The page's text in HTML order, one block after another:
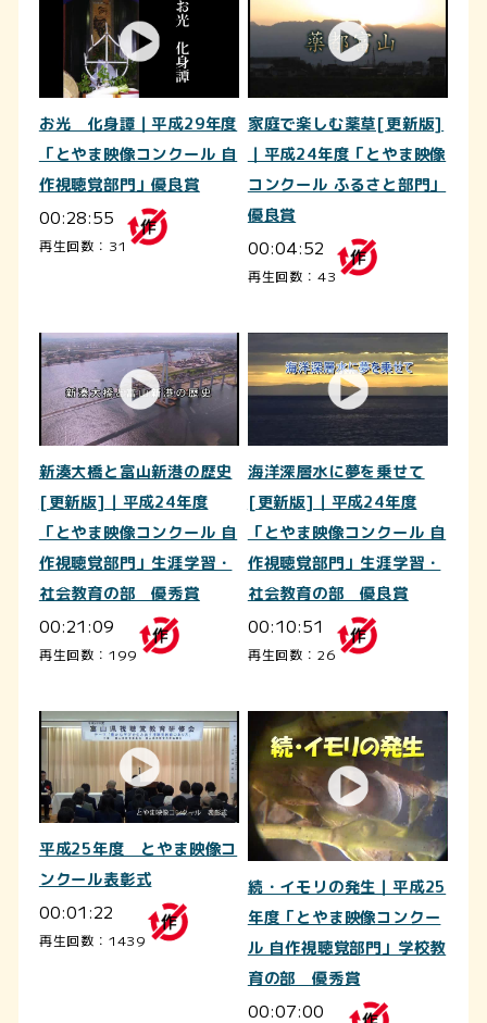
お光 化身譚｜平成29年度
「とやま映像コンクール 自
作視聴覚部門」優良賞
00:28:55
再生回数：31
家庭で楽しむ薬草[更新版]
｜平成24年度「とやま映像
コンクール ふるさと部門」
優良賞
00:04:52
再生回数：43
新湊大橋と富山新港の歴史
[更新版]｜平成24年度
「とやま映像コンクール 自
作視聴覚部門」生涯学習・
社会教育の部 優秀賞
00:21:09
再生回数：199
海洋深層水に夢を乗せて
[更新版]｜平成24年度
「とやま映像コンクール 自
作視聴覚部門」生涯学習・
社会教育の部 優良賞
00:10:51
再生回数：26
平成25年度 とやま映像コ
ンクール表彰式
00:01:22
再生回数：1439
続・イモリの発生｜平成25
年度「とやま映像コンクー
ル 自作視聴覚部門」学校教
育の部 優秀賞
00:07:00